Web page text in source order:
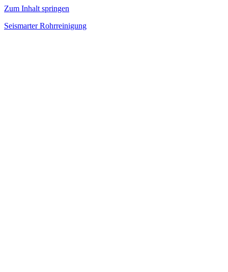
Zum Inhalt springen
Seismarter Rohrreinigung